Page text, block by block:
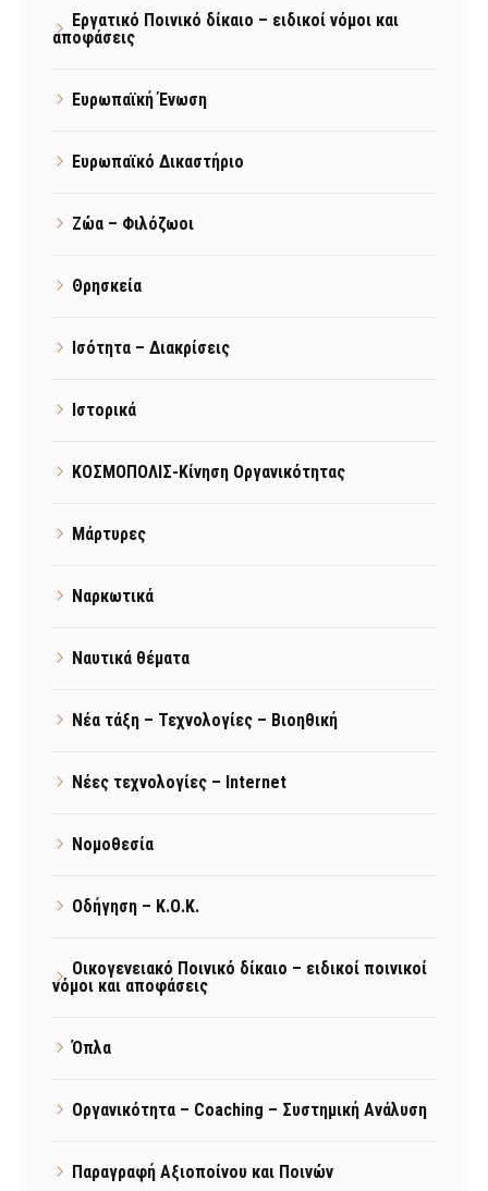
Εργατικό Ποινικό δίκαιο – ειδικοί νόμοι και
αποφάσεις
Ευρωπαϊκή Ένωση
Ευρωπαϊκό Δικαστήριο
Ζώα – Φιλόζωοι
Θρησκεία
Ισότητα – Διακρίσεις
Ιστορικά
ΚΟΣΜΟΠΟΛΙΣ-Κίνηση Οργανικότητας
Μάρτυρες
Ναρκωτικά
Ναυτικά θέματα
Νέα τάξη – Τεχνολογίες – Βιοηθική
Νέες τεχνολογίες – Internet
Νομοθεσία
Οδήγηση – Κ.Ο.Κ.
Οικογενειακό Ποινικό δίκαιο – ειδικοί ποινικοί
νόμοι και αποφάσεις
Όπλα
Οργανικότητα – Coaching – Συστημική Ανάλυση
Παραγραφή Αξιοποίνου και Ποινών